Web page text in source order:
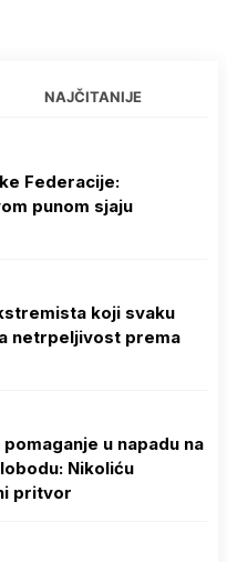
NAJČITANIJE
Federacije:
punom sjaju
koji svaku
netrpeljivost prema
u napadu na
Nikoliću
pritvor